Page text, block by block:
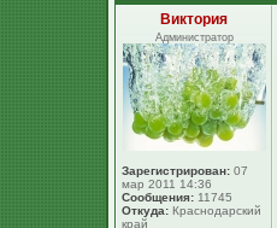
Виктория
Администратор
Зарегистрирован: 07
мар 2011 14:36
Сообщения: 11745
Откуда: Краснодарский
край